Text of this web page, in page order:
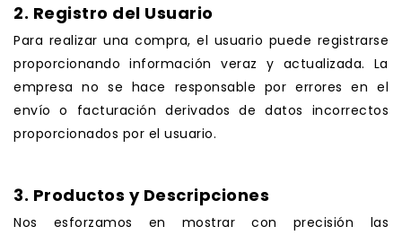
2. Registro del Usuario
Para realizar una compra, el usuario puede registrarse
proporcionando información veraz y actualizada. La
empresa no se hace responsable por errores en el
envío o facturación derivados de datos incorrectos
proporcionados por el usuario.
3. Productos y Descripciones
Nos esforzamos en mostrar con precisión las